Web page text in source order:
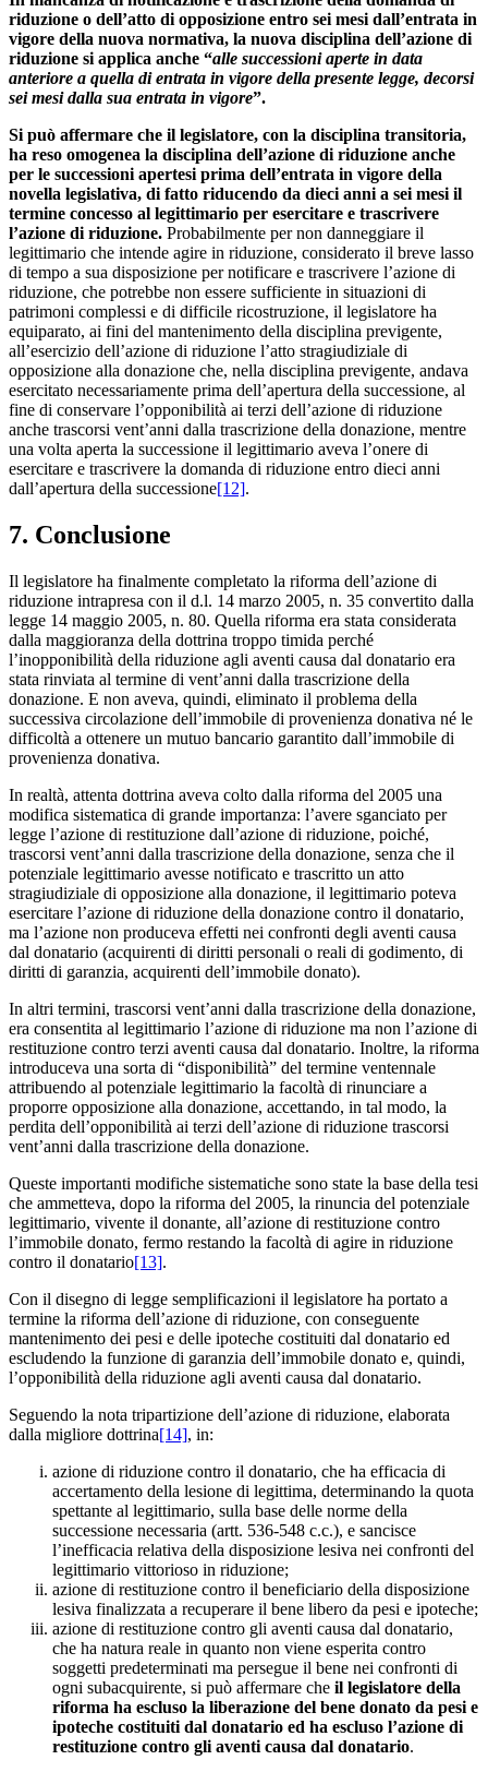
riduzione o dell’atto di opposizione entro sei mesi dall’entrata in
vigore della nuova normativa, la nuova disciplina dell’azione di
riduzione si applica anche “alle successioni aperte in data
anteriore a quella di entrata in vigore della presente legge, decorsi
sei mesi dalla sua entrata in vigore”.
Si può affermare che il legislatore, con la disciplina transitoria,
ha reso omogenea la disciplina dell’azione di riduzione anche
per le successioni apertesi prima dell’entrata in vigore della
novella legislativa, di fatto riducendo da dieci anni a sei mesi il
termine concesso al legittimario per esercitare e trascrivere
l’azione di riduzione. Probabilmente per non danneggiare il
legittimario che intende agire in riduzione, considerato il breve lasso
di tempo a sua disposizione per notificare e trascrivere l’azione di
riduzione, che potrebbe non essere sufficiente in situazioni di
patrimoni complessi e di difficile ricostruzione, il legislatore ha
equiparato, ai fini del mantenimento della disciplina previgente,
all’esercizio dell’azione di riduzione l’atto stragiudiziale di
opposizione alla donazione che, nella disciplina previgente, andava
esercitato necessariamente prima dell’apertura della successione, al
fine di conservare l’opponibilità ai terzi dell’azione di riduzione
anche trascorsi vent’anni dalla trascrizione della donazione, mentre
una volta aperta la successione il legittimario aveva l’onere di
esercitare e trascrivere la domanda di riduzione entro dieci anni
dall’apertura della successione[12].
7. Conclusione
Il legislatore ha finalmente completato la riforma dell’azione di
riduzione intrapresa con il d.l. 14 marzo 2005, n. 35 convertito dalla
legge 14 maggio 2005, n. 80. Quella riforma era stata considerata
dalla maggioranza della dottrina troppo timida perché
l’inopponibilità della riduzione agli aventi causa dal donatario era
stata rinviata al termine di vent’anni dalla trascrizione della
donazione. E non aveva, quindi, eliminato il problema della
successiva circolazione dell’immobile di provenienza donativa né le
difficoltà a ottenere un mutuo bancario garantito dall’immobile di
provenienza donativa.
In realtà, attenta dottrina aveva colto dalla riforma del 2005 una
modifica sistematica di grande importanza: l’avere sganciato per
legge l’azione di restituzione dall’azione di riduzione, poiché,
trascorsi vent’anni dalla trascrizione della donazione, senza che il
potenziale legittimario avesse notificato e trascritto un atto
stragiudiziale di opposizione alla donazione, il legittimario poteva
esercitare l’azione di riduzione della donazione contro il donatario,
ma l’azione non produceva effetti nei confronti degli aventi causa
dal donatario (acquirenti di diritti personali o reali di godimento, di
diritti di garanzia, acquirenti dell’immobile donato).
In altri termini, trascorsi vent’anni dalla trascrizione della donazione,
era consentita al legittimario l’azione di riduzione ma non l’azione di
restituzione contro terzi aventi causa dal donatario. Inoltre, la riforma
introduceva una sorta di “disponibilità” del termine ventennale
attribuendo al potenziale legittimario la facoltà di rinunciare a
proporre opposizione alla donazione, accettando, in tal modo, la
perdita dell’opponibilità ai terzi dell’azione di riduzione trascorsi
vent’anni dalla trascrizione della donazione.
Queste importanti modifiche sistematiche sono state la base della tesi
che ammetteva, dopo la riforma del 2005, la rinuncia del potenziale
legittimario, vivente il donante, all’azione di restituzione contro
l’immobile donato, fermo restando la facoltà di agire in riduzione
contro il donatario[13].
Con il disegno di legge semplificazioni il legislatore ha portato a
termine la riforma dell’azione di riduzione, con conseguente
mantenimento dei pesi e delle ipoteche costituiti dal donatario ed
escludendo la funzione di garanzia dell’immobile donato e, quindi,
l’opponibilità della riduzione agli aventi causa dal donatario.
Seguendo la nota tripartizione dell’azione di riduzione, elaborata
dalla migliore dottrina[14], in:
azione di riduzione contro il donatario, che ha efficacia di
accertamento della lesione di legittima, determinando la quota
spettante al legittimario, sulla base delle norme della
successione necessaria (artt. 536-548 c.c.), e sancisce
l’inefficacia relativa della disposizione lesiva nei confronti del
legittimario vittorioso in riduzione;
azione di restituzione contro il beneficiario della disposizione
lesiva finalizzata a recuperare il bene libero da pesi e ipoteche;
azione di restituzione contro gli aventi causa dal donatario,
che ha natura reale in quanto non viene esperita contro
soggetti predeterminati ma persegue il bene nei confronti di
ogni subacquirente, si può affermare che il legislatore della
riforma ha escluso la liberazione del bene donato da pesi e
ipoteche costituiti dal donatario ed ha escluso l’azione di
restituzione contro gli aventi causa dal donatario.